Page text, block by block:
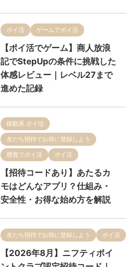
ポイ活 ゲームでポイ活
【ポイ活でゲーム】商人放浪
記でStepUpの条件に挑戦した
体感レビュー｜レベル27まで
進めた記録
移動系 ポイ活
友だち招待でお得に登録しよう
懸賞でポイ活 ポイ活
【招待コードあり】あたるカ
モはどんなアプリ？仕組み・
安全性・お得な始め方を解説
友だち招待でお得に登録しよう ポイ活
【2026年8月】ニフティポイ